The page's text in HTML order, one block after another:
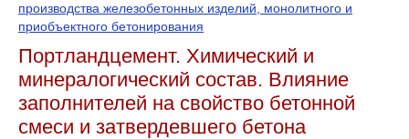
производства железобетонных изделий, монолитного и
приобъектного бетонирования
Портландцемент. Химический и
минералогический состав. Влияние
заполнителей на свойство бетонной
смеси и затвердевшего бетона